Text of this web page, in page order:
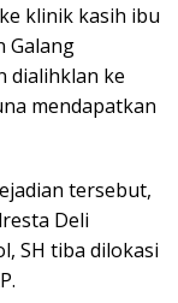
klinik kasih ibu
Galang
dialihklan ke
mendapatkan
tersebut,
Deli
SH tiba dilokasi